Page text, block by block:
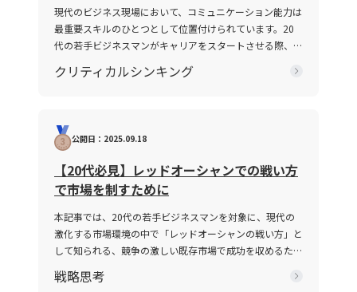
す。 話がかみ合わない状態とは ビジネスシーンにおける
「話がかみ合わない状態」とは、意図や目的の認識のズ
レ、情報の伝達不足、さらには前提条件の違いにより、相
す。多くの場合、このような現象は一方的な問題ではな
て、伝えたい内容が具体性に欠け、相手に正確に意図が伝
わらないことが挙げられます。前提条件や目的が共有され
ります。さらに、個々の話し方の好みや知識量の違い、さ
らには一方の思考が整理されずに抽象的な言葉で表現され
話がかみ合わない現象は、単なるコミュニケーションのミ
スではなく、現代ビジネスにおける意思疎通の複雑さと密
接に関わっています。企業内の組織体制や情報共有の仕組
み、さらには個々人の論理的思考の有無が、結果として仕
現代のビジネス現場において、コミュニケーション能力は
最重要スキルのひとつとして位置付けられています。20
代の若手ビジネスマンがキャリアをスタートさせる際、報
は対外の取引先との関係構築にもおいて、この能力は不可
構成要素、日々の実践方法、注意すべきポイントまで、専
門性の高い視点で徹底解説します。また、ICTツールが急
速に進化し、対面・非対面双方のコミュニケーションが混
在する現代において、コミュニケーション能力がどのよう
に成果に結び付くのか、その背景と実践的な鍛え方につい
ても言及していきます。 コミュニケーション能力とは コ
ミュニケーション能力とは、単に情報を伝えるだけではな
く、相手の反応を予測し、意思疎通を円滑にするための高
レゼンテーション、会議、さらにはオンラインツールを介
クリティカルシンキング
公開日：2025.09.18
【20代必見】レッドオーシャンでの戦い方
で市場を制すために
本記事では、20代の若手ビジネスマンを対象に、現代の
激化する市場環境の中で「レッドオーシャンの戦い方」と
して知られる、競争の激しい既存市場で成功を収めるため
グローバル化が進み、テクノロジーの急速な発展や市場環
戦略思考